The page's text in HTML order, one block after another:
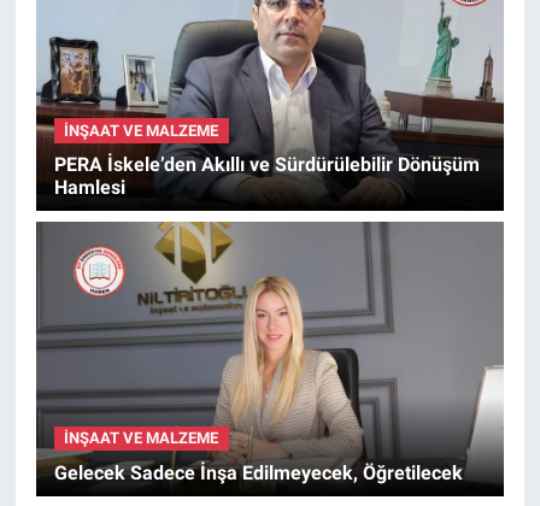
İNŞAAT VE MALZEME
PERA İskele’den Akıllı ve Sürdürülebilir Dönüşüm
Hamlesi
İNŞAAT VE MALZEME
Gelecek Sadece İnşa Edilmeyecek, Öğretilecek